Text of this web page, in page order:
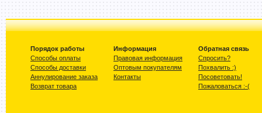
Порядок работы
Способы оплаты
Способы доставки
Аннулирование заказа
Возврат товара
Информация
Правовая информация
Оптовым покупателям
Контакты
Обратная связь
Спросить?
Похвалить :)
Посоветовать!
Пожаловаться :-(